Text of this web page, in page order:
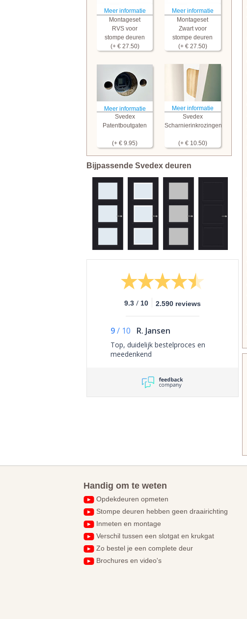
Meer informatie
Montageset
RVS voor
stompe deuren
(+ € 27.50)
Meer informatie
Montageset
Zwart voor
stompe deuren
(+ € 27.50)
Meer informatie
Svedex
Patentboutgaten
(+ € 9.95)
Meer informatie
Svedex
Scharnierinkrozingen
(+ € 10.50)
Bijpassende Svedex deuren
9.3 / 10 2.590 reviews
9/ 10 R. Jansen
Top, duidelijk bestelproces en
meedenkend
Handig om te weten
Opdekdeuren opmeten
Stompe deuren hebben geen draairichting
Inmeten en montage
Verschil tussen een slotgat en krukgat
Zo bestel je een complete deur
Brochures en video's